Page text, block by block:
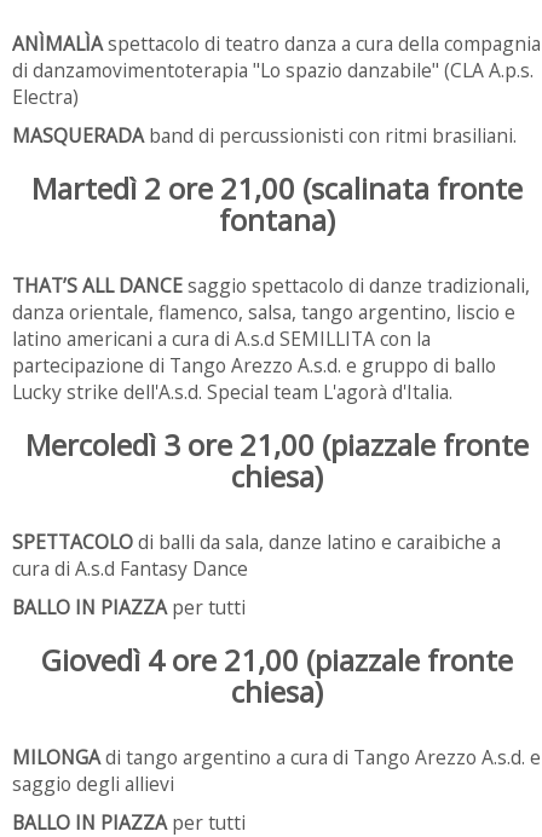
ANÌMALÌAspettacolo di teatro danza a cura della compagnia
di danzamovimentoterapia "Lo spazio danzabile" (CLA A.p.s.
Electra)
MASQUERADAband di percussionisti con ritmi brasiliani.
Martedì 2 ore 21,00 (scalinata fronte
fontana)
THAT’S ALL DANCEsaggio spettacolo di danze tradizionali,
danza orientale, flamenco, salsa, tango argentino, liscio e
latino americani a cura di A.s.d SEMILLITA con la
partecipazione di Tango Arezzo A.s.d. e gruppo di ballo
Lucky strike dell'A.s.d. Special team L'agorà d'Italia.
Mercoledì 3 ore 21,00 (piazzale fronte
chiesa)
SPETTACOLOdi balli da sala, danze latino e caraibiche a
cura di A.s.d Fantasy Dance
BALLO IN PIAZZAper tutti
Giovedì 4 ore 21,00 (piazzale fronte
chiesa)
MILONGAdi tango argentino a cura di Tango Arezzo A.s.d. e
saggio degli allievi
BALLO IN PIAZZAper tutti